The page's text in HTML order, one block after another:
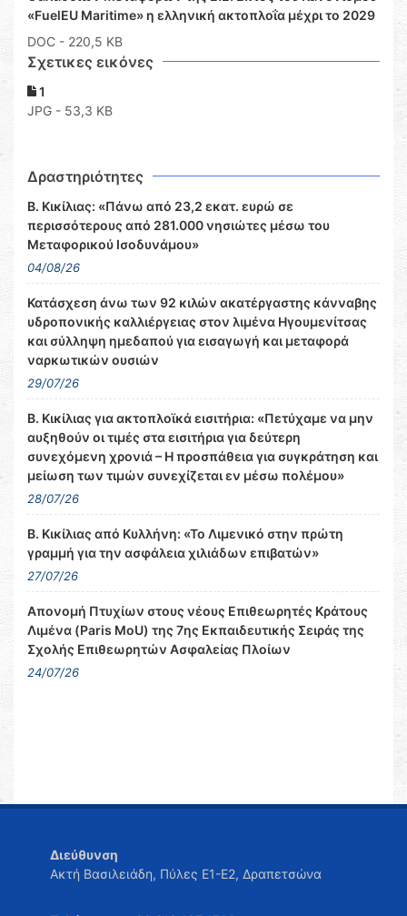
«FuelEU Maritime» η ελληνική ακτοπλοΐα μέχρι το 2029
DOC - 220,5 KB
Σχετικες εικόνες
1
JPG - 53,3 KB
Δραστηριότητες
Β. Κικίλιας: «Πάνω από 23,2 εκατ. ευρώ σε
περισσότερους από 281.000 νησιώτες μέσω του
Μεταφορικού Ισοδυνάμου»
04/08/26
Κατάσχεση άνω των 92 κιλών ακατέργαστης κάνναβης
υδροπονικής καλλιέργειας στον λιμένα Ηγουμενίτσας
και σύλληψη ημεδαπού για εισαγωγή και μεταφορά
ναρκωτικών ουσιών
29/07/26
Β. Κικίλιας για ακτοπλοϊκά εισιτήρια: «Πετύχαμε να μην
αυξηθούν οι τιμές στα εισιτήρια για δεύτερη
συνεχόμενη χρονιά – Η προσπάθεια για συγκράτηση και
μείωση των τιμών συνεχίζεται εν μέσω πολέμου»
28/07/26
Β. Κικίλιας από Κυλλήνη: «Το Λιμενικό στην πρώτη
γραμμή για την ασφάλεια χιλιάδων επιβατών»
27/07/26
Απονομή Πτυχίων στους νέους Επιθεωρητές Κράτους
Λιμένα (Paris MoU) της 7ης Εκπαιδευτικής Σειράς της
Σχολής Επιθεωρητών Ασφαλείας Πλοίων
24/07/26
Διεύθυνση
Ακτή Βασιλειάδη, Πύλες Ε1-Ε2, Δραπετσώνα